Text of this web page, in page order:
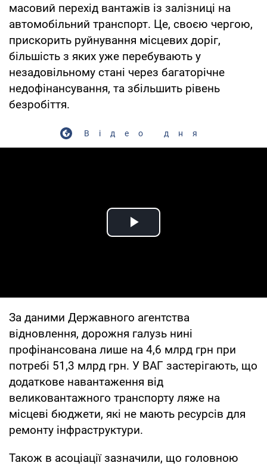
масовий перехід вантажів із залізниці на
автомобільний транспорт. Це, своєю чергою,
прискорить руйнування місцевих доріг,
більшість з яких уже перебувають у
незадовільному стані через багаторічне
недофінансування, та збільшить рівень
безробіття.
Відео дня
Play Video
За даними Державного агентства
відновлення, дорожня галузь нині
профінансована лише на 4,6 млрд грн при
потребі 51,3 млрд грн. У ВАГ застерігають, що
додаткове навантаження від
великовантажного транспорту ляже на
місцеві бюджети, які не мають ресурсів для
ремонту інфраструктури.
Також в асоціації зазначили, що головною